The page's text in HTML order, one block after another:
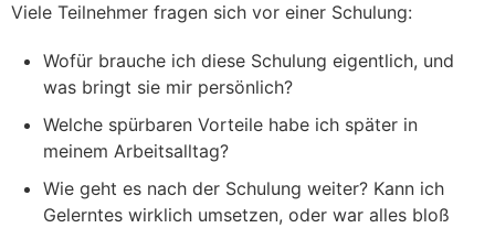
Viele Teilnehmer fragen sich vor einer Schulung:
Wofür brauche ich diese Schulung eigentlich, und
was bringt sie mir persönlich?
Welche spürbaren Vorteile habe ich später in
meinem Arbeitsalltag?
Wie geht es nach der Schulung weiter? Kann ich
Gelerntes wirklich umsetzen, oder war alles bloß